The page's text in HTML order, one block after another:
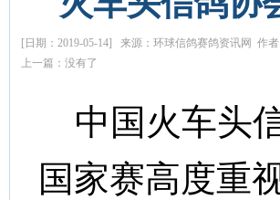
[日期：2019-05-14] 来源：环球信鸽赛鸽资讯网 作
上一篇：没有了
中国火车头
国家赛高度重